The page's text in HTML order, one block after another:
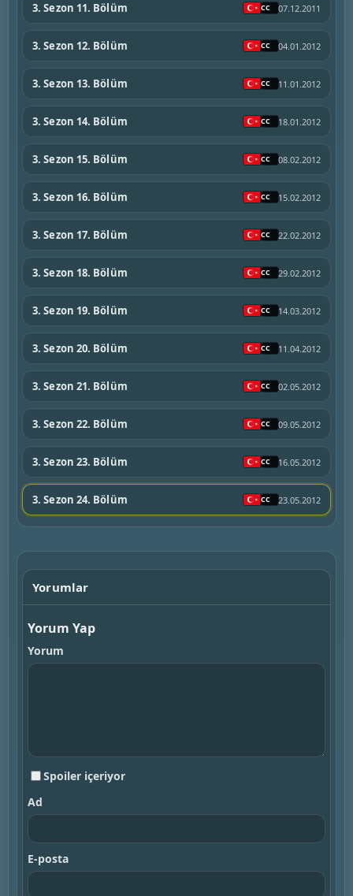
3. Sezon 11. Bölüm 07.12.2011
3. Sezon 12. Bölüm 04.01.2012
3. Sezon 13. Bölüm 11.01.2012
3. Sezon 14. Bölüm 18.01.2012
3. Sezon 15. Bölüm 08.02.2012
3. Sezon 16. Bölüm 15.02.2012
3. Sezon 17. Bölüm 22.02.2012
3. Sezon 18. Bölüm 29.02.2012
3. Sezon 19. Bölüm 14.03.2012
3. Sezon 20. Bölüm 11.04.2012
3. Sezon 21. Bölüm 02.05.2012
3. Sezon 22. Bölüm 09.05.2012
3. Sezon 23. Bölüm 16.05.2012
3. Sezon 24. Bölüm 23.05.2012
Yorumlar
Yorum Yap
Yorum
Spoiler içeriyor
Ad
E-posta